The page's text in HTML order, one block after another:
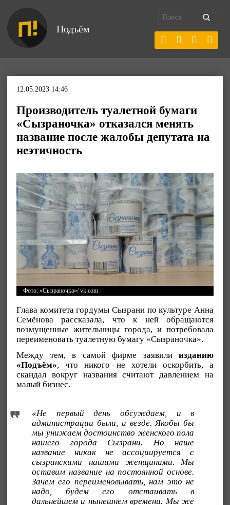
Подъём
12.05.2023 14:46
Производитель туалетной бумаги
«Сызраночка» отказался менять
название после жалобы депутата на
неэтичность
Фото: «Сызраночка»/ vk.com
Глава комитета гордумы Сызрани по культуре Анна
Семёнова рассказала, что к ней обращаются
возмущенные жительницы города, и потребовала
переименовать туалетную бумагу «Сызраночка».
Между тем, в самой фирме заявили изданию
«Подъём», что никого не хотели оскорбить, а
скандал вокруг названия считают давлением на
малый бизнес.
«Не первый день обсуждаем, и в
администрации были, и везде. Якобы бы
мы унижаем достоинство женского пола
нашего города Сызрани. Но наше
название никак не ассоциируется с
сызранскими нашими женщинами. Мы
оставим название на постоянной основе.
Зачем его переименовывать, нам это не
надо, будем его отстаивать в
дальнейшем и нынешнем времени. Мы же